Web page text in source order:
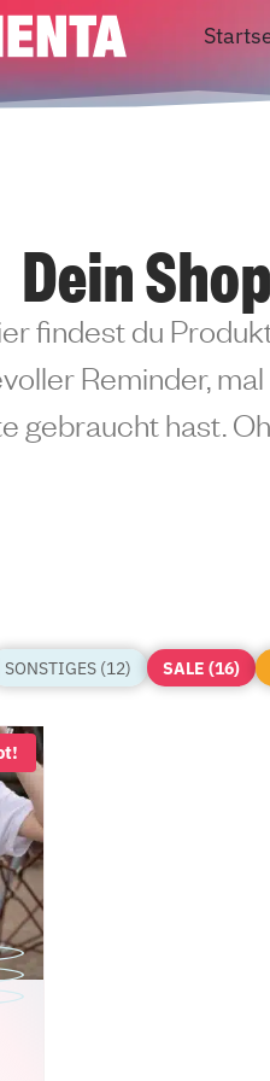
Dein
findest du
Reminder,
gebraucht hast.
SONSTIGES (12) SALE (16)